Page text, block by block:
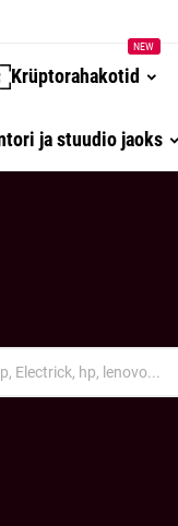
Krüptorahakotid
NEW
ja stuudio jaoks